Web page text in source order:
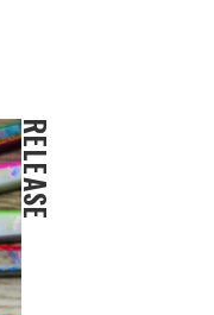
RELEASE